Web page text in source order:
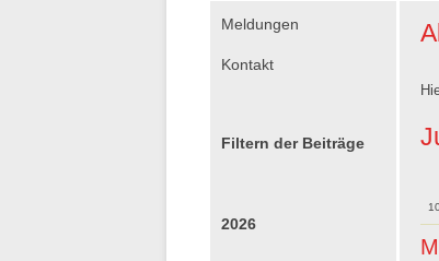
Navigation
Meldungen
Kontakt
Filtern der Beiträge
2026